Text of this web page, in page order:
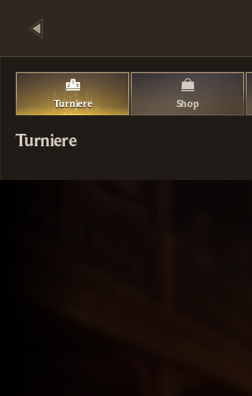
Turniere Shop
Turniere